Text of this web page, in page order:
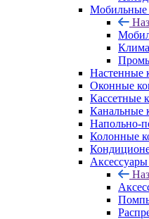
Мобильные
Настенные
Оконные
Кассетные
Канальные
Напольно-
Колонные